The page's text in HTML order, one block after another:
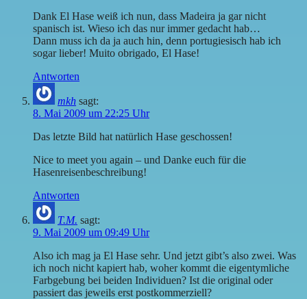
Dank El Hase weiß ich nun, dass Madeira ja gar nicht
spanisch ist. Wieso ich das nur immer gedacht hab…
Dann muss ich da ja auch hin, denn portugiesisch hab ich
sogar lieber! Muito obrigado, El Hase!
Antworten
mkh sagt:
8. Mai 2009 um 22:25 Uhr
Das letzte Bild hat natürlich Hase geschossen!
Nice to meet you again – und Danke euch für die
Hasenreisenbeschreibung!
Antworten
T.M. sagt:
9. Mai 2009 um 09:49 Uhr
Also ich mag ja El Hase sehr. Und jetzt gibt’s also zwei. Was
ich noch nicht kapiert hab, woher kommt die eigentymliche
Farbgebung bei beiden Individuen? Ist die original oder
passiert das jeweils erst postkommerziell?